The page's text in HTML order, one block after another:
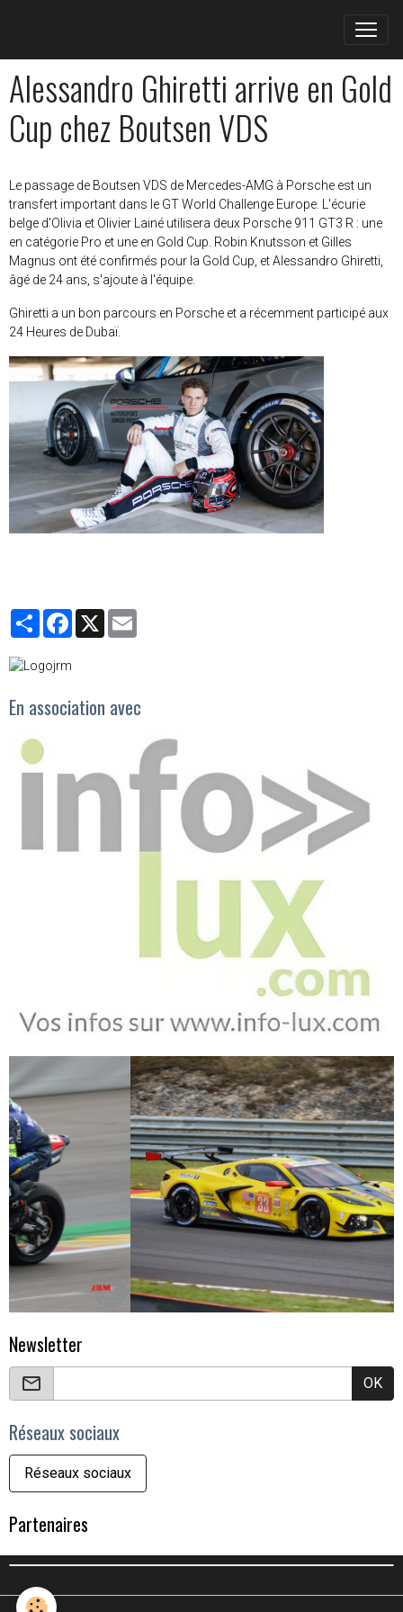
Alessandro Ghiretti arrive en Gold
Cup chez Boutsen VDS
Le passage de Boutsen VDS de Mercedes-AMG à Porsche est un
transfert important dans le GT World Challenge Europe. L'écurie
belge d'Olivia et Olivier Lainé utilisera deux Porsche 911 GT3 R : une
en catégorie Pro et une en Gold Cup. Robin Knutsson et Gilles
Magnus ont été confirmés pour la Gold Cup, et Alessandro Ghiretti,
âgé de 24 ans, s'ajoute à l'équipe.
Ghiretti a un bon parcours en Porsche et a récemment participé aux
24 Heures de Dubaï.
PartagerFacebook
X
En association avec
Newsletter
OK
Réseaux sociaux
Réseaux sociaux
Partenaires